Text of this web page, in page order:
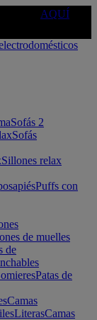
AQUÍ
Sofás 2
Sofás
Sillones relax
Puffs con
de muelles
de
Patas de
Camas
LiterasCamas